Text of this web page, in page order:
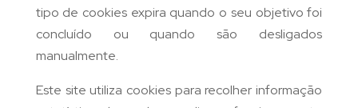
tipo de cookies expira quando o seu objetivo foi
concluído ou quando são desligados
manualmente.
Este site utiliza cookies para recolher informação